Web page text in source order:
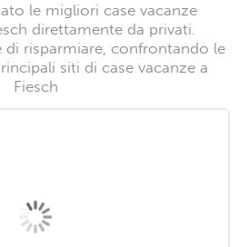
le migliori case vacanze
direttamente da privati.
risparmiare, confrontando le
siti di case vacanze a
Fiesch